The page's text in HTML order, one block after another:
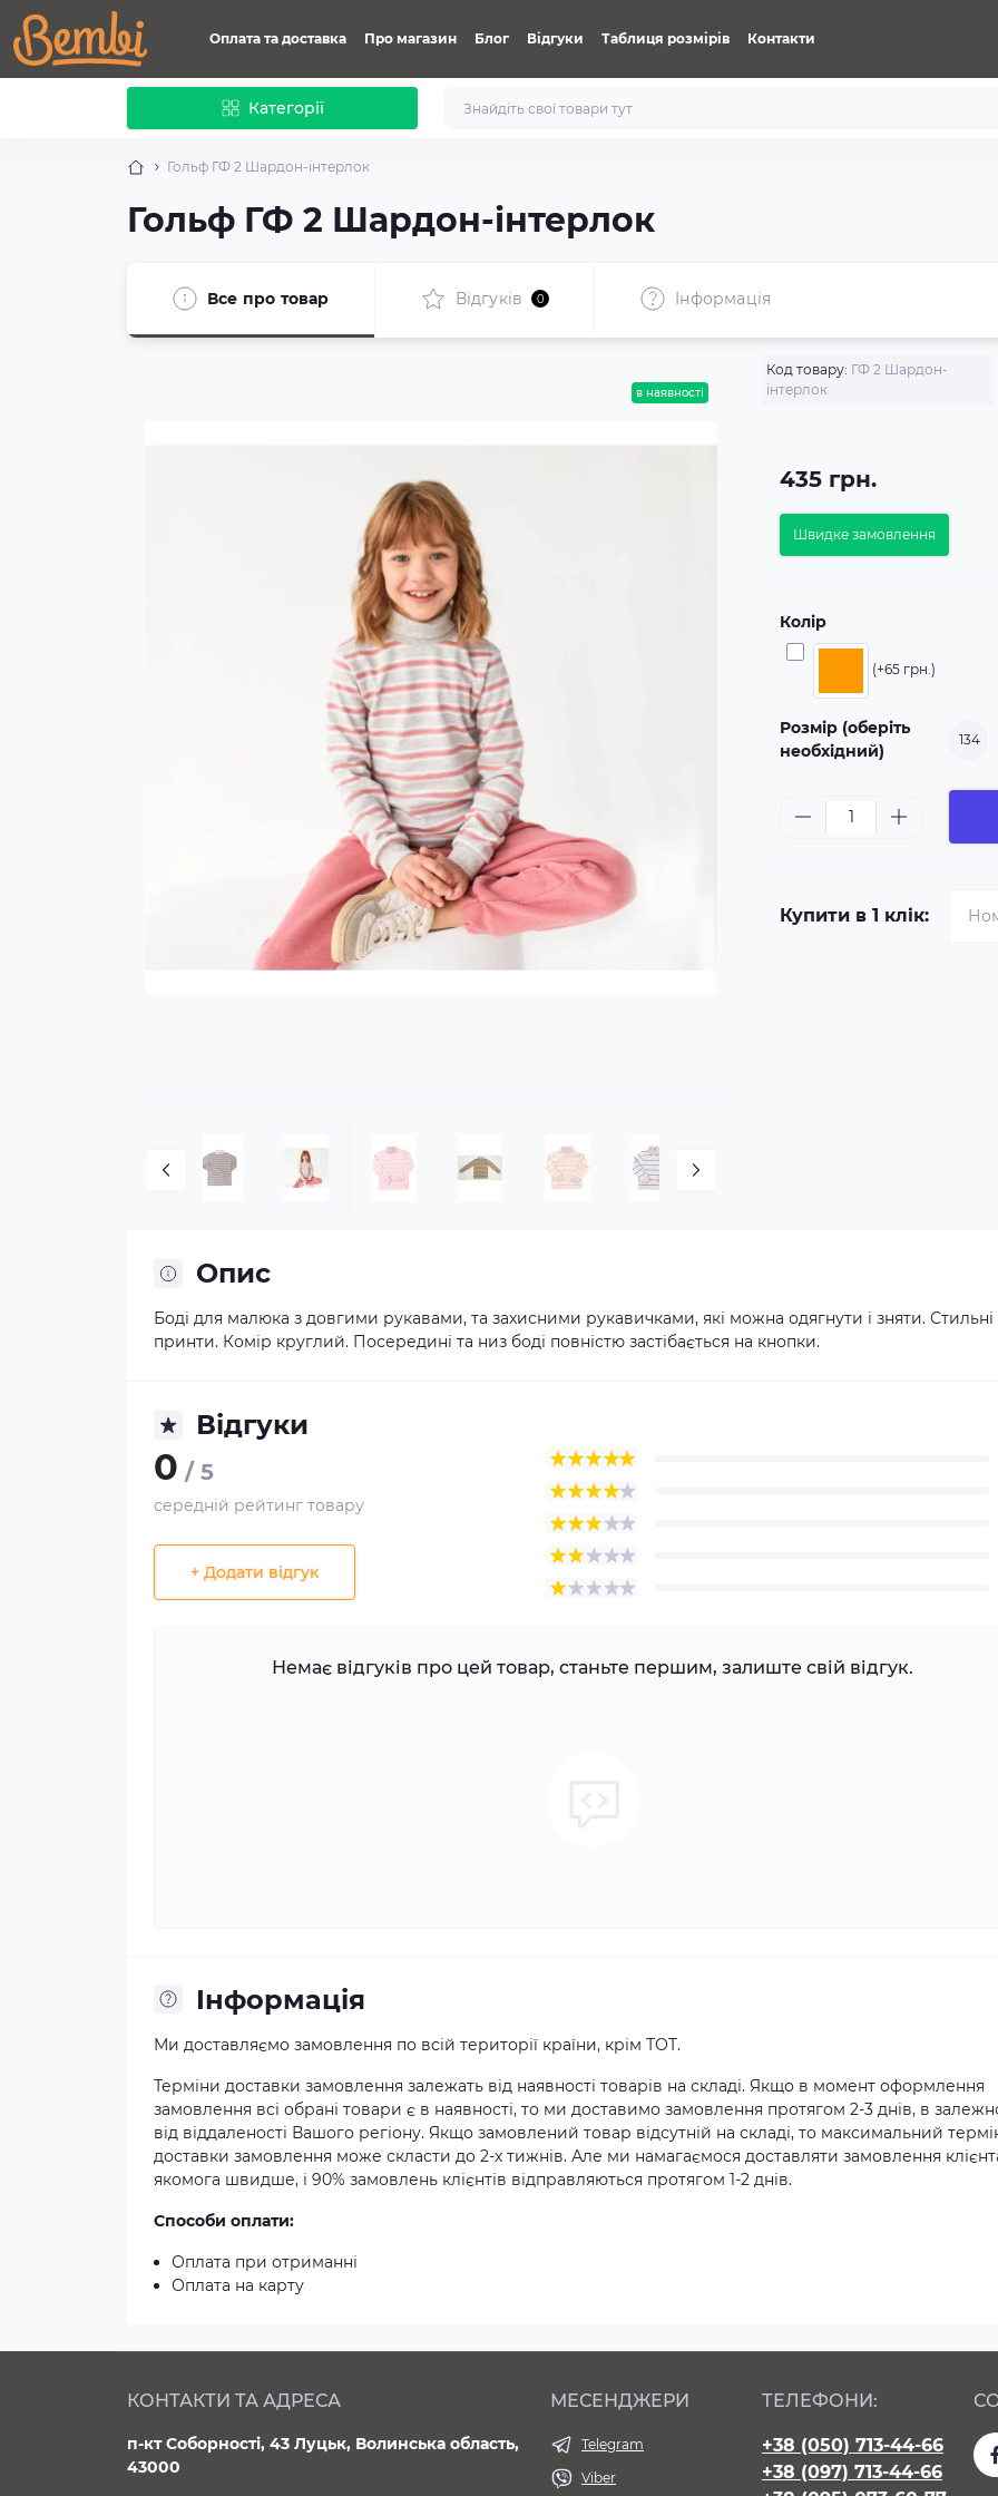
Оплата та доставка Про магазин Блог Відгуки Таблиця розмірів Контакти
Категорії
Гольф ГФ 2 Шардон-інтерлок
Гольф ГФ 2 Шардон-інтерлок
Все про товар Відгуків 0 Iнформація
в наявності
Код товару: ГФ 2 Шардон-
інтерлок
435 грн.
Швидке замовлення
Колір
(+65 грн.)
Розмір (оберіть
необхідний)
134
Купити в 1 клік:
Опис
Боді для малюка з довгими рукавами, та захисними рукавичками, які можна одягнути і зняти. Стильні
принти. Комір круглий. Посередині та низ боді повністю застібається на кнопки.
Відгуки
0 / 5
середній рейтинг товару
+ Додати відгук
Немає відгуків про цей товар, станьте першим, залиште свій відгук.
Iнформація
Ми доставляємо замовлення по всій території країни, крім ТОТ.
Терміни доставки замовлення залежать від наявності товарів на складі. Якщо в момент оформлення
замовлення всі обрані товари є в наявності, то ми доставимо замовлення протягом 2-3 днів, в
від віддаленості Вашого регіону. Якщо замовлений товар відсутній на складі, то максимальний
доставки замовлення може скласти до 2-х тижнів. Але ми намагаємося доставляти замовлення
якомога швидше, і 90% замовлень клієнтів відправляються протягом 1-2 днів.
Способи оплати:
Оплата при отриманні
Оплата на карту
КОНТАКТИ ТА АДРЕСА
п-кт Соборності, 43 Луцьк, Волинська область,
43000
МЕСЕНДЖЕРИ
Telegram
Viber
ТЕЛЕФОНИ:
+38 (050) 713-44-66
+38 (097) 713-44-66